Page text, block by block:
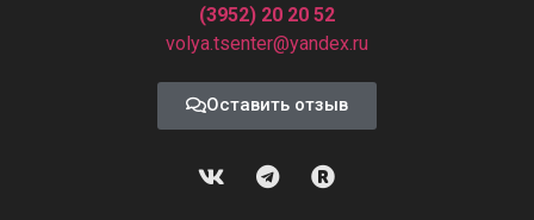
(3952) 20 20 52
volya.tsenter@yandex.ru
Оставить отзыв